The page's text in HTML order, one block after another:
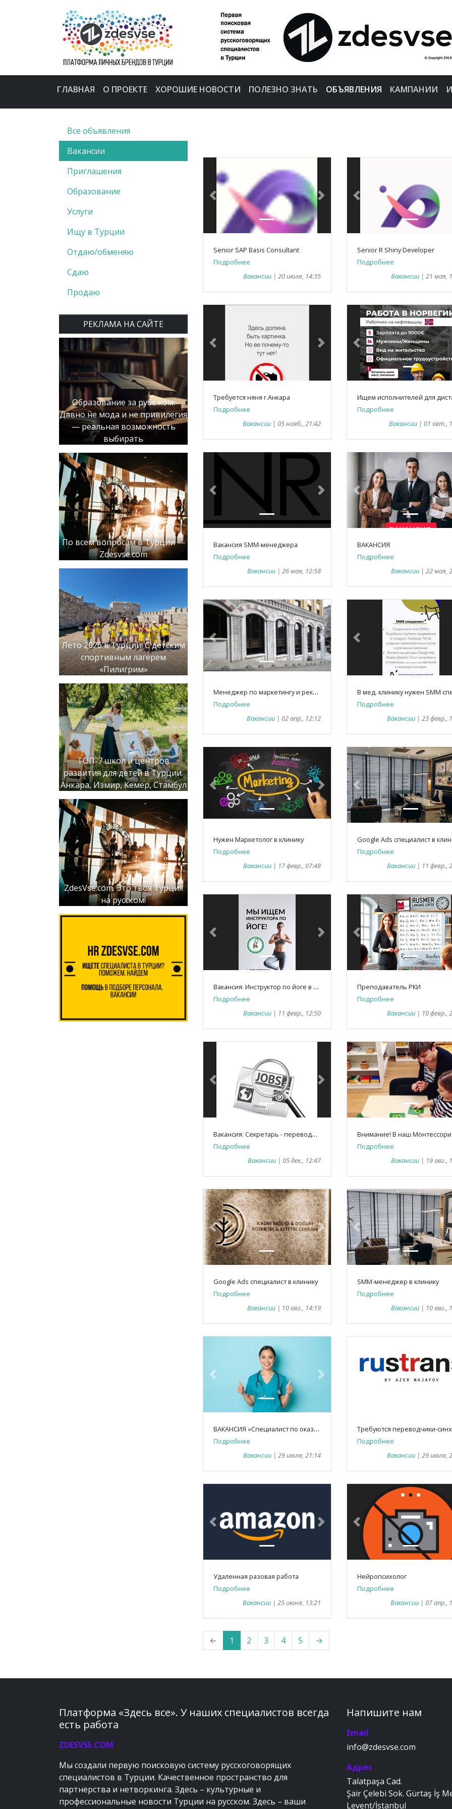
ГЛАВНАЯ О ПРОЕКТЕ ХОРОШИЕ НОВОСТИ ПОЛЕЗНО ЗНАТЬ ОБЪЯВЛЕНИЯ(CURRENT)
КАМПАНИИ
Все объявления
Вакансии
Приглашения
Образование
Услуги
Ищу в Турции
Отдаю/обменяю
Сдаю
Продаю
РЕКЛАМА НА САЙТЕ
Образование за рубежом.
Давно не мода и не привилегия
— реальная возможность
выбирать
По всем вопросам в Турции —
Zdesvse.com
Лето 2026 в Турции! С детским
спортивным лагерем
«Пилигрим»
ТОП-7 школ и центров
развития для детей в Турции.
Анкара, Измир, Кемер, Стамбул
ZdesVse.com. Это твоя Турция
на русском!
Previous Next
Senior SAP Basis Consultant
Подробнее
Вакансии| 20 июля, 14:35
Previous
Senior R Shiny Developer
Подробнее
Вакансии| 21 мая,
Previous Next
Требуется няня г.Анкара
Подробнее
Вакансии| 05 нояб., 21:42
Previous
Подробнее
Вакансии| 01 окт.,
Previous Next
Вакансия SMM-менеджера
Подробнее
Вакансии| 26 мая, 12:58
Previous
ВАКАНСИЯ
Подробнее
Вакансии| 22 мая,
Previous Next
М
енеджер по маркетингу и рекламе в сеть отелей
Подробнее
Вакансии| 02 апр., 12:12
Previous
Подробнее
Вакансии| 23 февр.,
Previous Next
Нужен Маркетолог в клинику
Подробнее
Вакансии| 17 февр., 07:48
Previous
Google Ads специалист в
Подробнее
Вакансии| 11 февр.,
Previous Next
В
акансия: Инструктор по йоге в образовательный центр Time
Подробнее
Вакансии| 11 февр., 12:50
Previous
Преподаватель РКИ
Подробнее
Вакансии| 10 февр.,
Previous Next
В
акансия: Секретарь - переводчик
Подробнее
Вакансии| 05 дек., 12:47
Previous
Подробнее
Вакансии| 19 авг.,
Previous Next
Google Ads специалист в клинику
Подробнее
Вакансии| 10 авг., 14:19
Previous
SMM-менеджер в клинику
Подробнее
Вакансии| 10 авг.,
Previous Next
В
АКАНСИЯ «Специалист по оказанию первой помощи»
Подробнее
Вакансии| 29 июля, 21:14
Previous
Подробнее
Вакансии| 29 июля,
Previous Next
Удаленная разовая работа
Подробнее
Вакансии| 25 июня, 13:21
Previous
Нейропсихолог
Подробнее
Вакансии| 07 апр.,
← 1 2 3 4 5 →
Платформа «Здесь все». У наших специалистов всегда
есть работа
ZDESVSE.COM
Мы создали первую поисковую систему русскоговорящих
специалистов в Турции. Качественное пространство для
партнерства и нетворкинга. Здесь – культурные и
профессиональные новости Турции на русском. Здесь – ваши
Напишите нам
Email
info@zdesvse.com
Адрес
Talatpaşa Cad.
Şair Çelebi Sok. Gürtaş İş
Levent/İstanbul